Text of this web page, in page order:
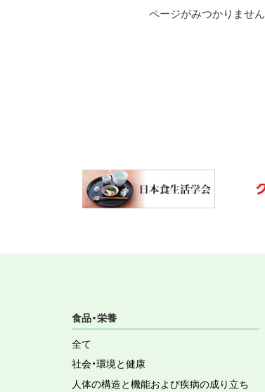
ページがみつかりません
食品・栄養
全て
社会・環境と健康
人体の構造と機能および疾病の成り立ち